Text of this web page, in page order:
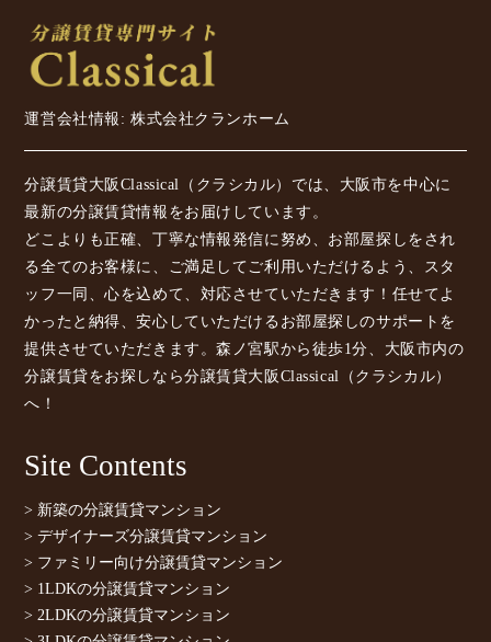
運営会社情報: 株式会社クランホーム
分譲賃貸大阪Classical（クラシカル）では、大阪市を中心に
最新の分譲賃貸情報をお届けしています。
どこよりも正確、丁寧な情報発信に努め、お部屋探しをされ
る全てのお客様に、ご満足してご利用いただけるよう、スタ
ッフ一同、心を込めて、対応させていただきます！任せてよ
かったと納得、安心していただけるお部屋探しのサポートを
提供させていただきます。森ノ宮駅から徒歩1分、大阪市内の
分譲賃貸をお探しなら分譲賃貸大阪Classical（クラシカル）
へ！
Site Contents
> 新築の分譲賃貸マンション
> デザイナーズ分譲賃貸マンション
> ファミリー向け分譲賃貸マンション
> 1LDKの分譲賃貸マンション
> 2LDKの分譲賃貸マンション